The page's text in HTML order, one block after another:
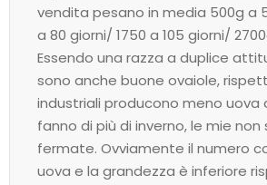
vendita pesano in media 500g a
a 80 giorni/ 1750 a 105 giorni/
Essendo una razza a duplice
sono anche buone ovaiole,
industriali producono meno uova
fanno di più di inverno, le mie non
fermate. Ovviamente il numero
uova e la grandezza è inferiore